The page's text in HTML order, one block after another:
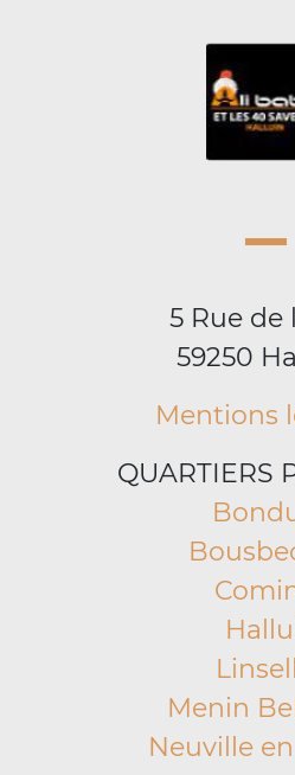
5 Rue de
59250
Mentions
QUARTIERS
Menin
Neuville